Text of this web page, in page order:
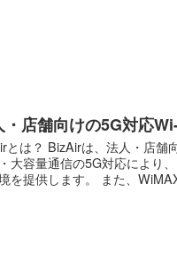
・店舗向けの5G対応
とは？ BizAirは、法人・店舗
大容量通信の5G対応により
を提供します。 また、